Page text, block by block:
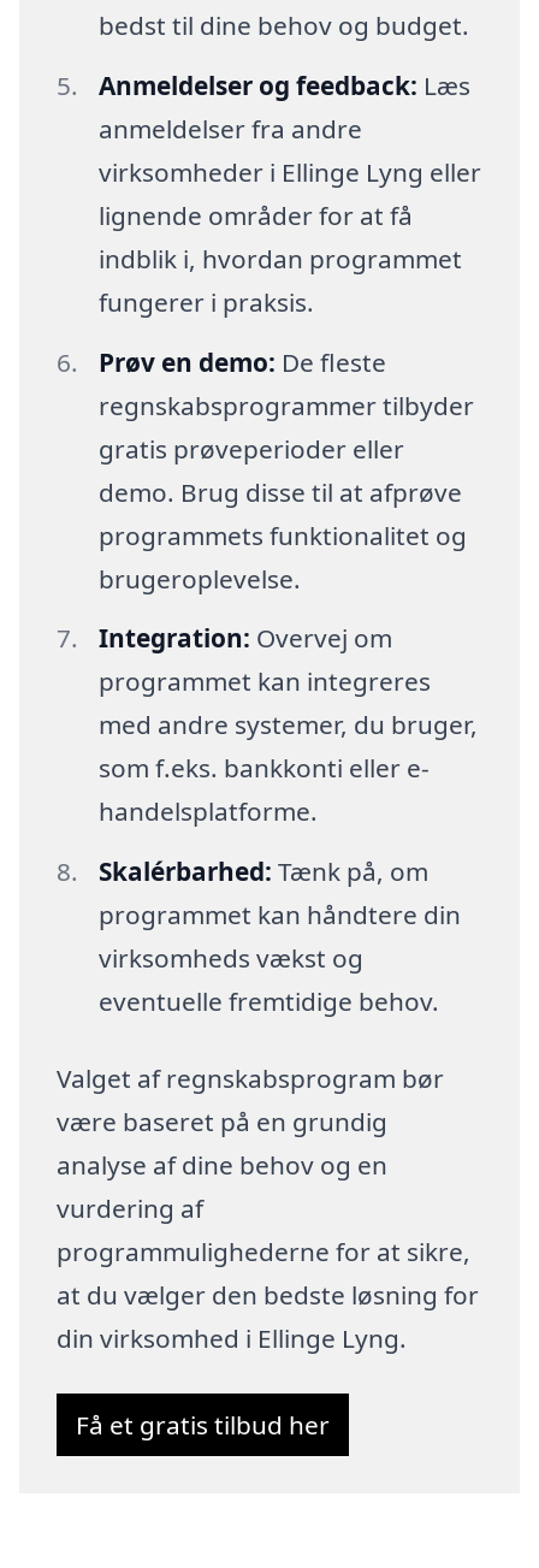
bedst til dine behov og budget.
Anmeldelser og feedback: Læs
anmeldelser fra andre
virksomheder i Ellinge Lyng eller
lignende områder for at få
indblik i, hvordan programmet
fungerer i praksis.
Prøv en demo: De fleste
regnskabsprogrammer tilbyder
gratis prøveperioder eller
demo. Brug disse til at afprøve
programmets funktionalitet og
brugeroplevelse.
Integration: Overvej om
programmet kan integreres
med andre systemer, du bruger,
som f.eks. bankkonti eller e-
handelsplatforme.
Skalérbarhed: Tænk på, om
programmet kan håndtere din
virksomheds vækst og
eventuelle fremtidige behov.
Valget af regnskabsprogram bør
være baseret på en grundig
analyse af dine behov og en
vurdering af
programmulighederne for at sikre,
at du vælger den bedste løsning for
din virksomhed i Ellinge Lyng.
Få et gratis tilbud her